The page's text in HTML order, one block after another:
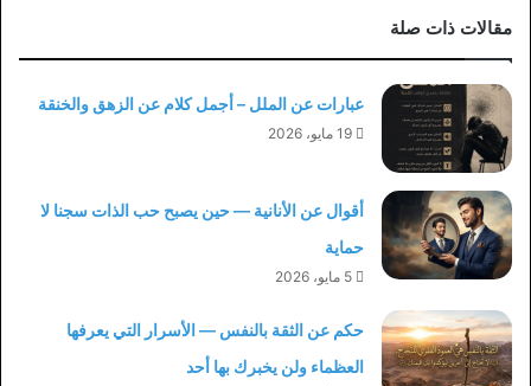
مقالات ذات صلة
عبارات عن الملل – أجمل كلام عن الزهق والخنقة
19 مايو، 2026
أقوال عن الأنانية — حين يصبح حب الذات سجنا لا
حماية
5 مايو، 2026
حكم عن الثقة بالنفس — الأسرار التي يعرفها
العظماء ولن يخبرك بها أحد